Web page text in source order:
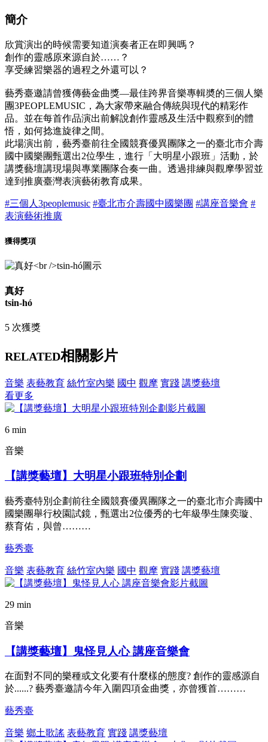
簡介
欣賞演出的時候需要知道演奏者正在即興嗎？
創作的靈感原來源自於……？
享受練習樂器的過程之外還可以？
藝秀臺邀請曾獲傳藝金曲獎—最佳跨界音樂專輯奬的三個人樂
團3PEOPLEMUSIC，為大家帶來融合傳統與現代的精彩作
品。並在每首作品演出前解說創作靈感及生活中觀察到的體
悟，如何捻進旋律之間。
此場演出前，藝秀臺前往全國競賽優異團隊之一的臺北市介壽
國中國樂團甄選出2位學生，進行「大明星小跟班」活動，於
講獎藝壇講現場與專業團隊合奏一曲。透過排練與觀摩學習並
達到推廣臺灣表演藝術教育成果。
#三個人3peoplemusic #臺北市介壽國中國樂團 #講座音樂會 #
表演藝術推廣
獲得獎項
真好
tsin-hó
5 次獲獎
RELATED相關影片
音樂 表藝教育 絲竹室內樂 國中 觀摩 實踐 講獎藝壇
看更多
6 min
音樂
【講獎藝壇】大明星小跟班特別企劃
藝秀臺特別企劃前往全國競賽優異團隊之一的臺北市介壽國中
國樂團舉行校園試鏡，甄選出2位優秀的七年級學生陳奕璇、
蔡育佑，與曾………
藝秀臺
音樂 表藝教育 絲竹室內樂 國中 觀摩 實踐 講獎藝壇
29 min
音樂
【講獎藝壇】鬼怪見人心 講座音樂會
在面對不同的樂種或文化要有什麼樣的態度? 創作的靈感源自
於......? 藝秀臺邀請今年入圍四項金曲獎，亦曾獲首………
藝秀臺
音樂 鄉土歌謠 表藝教育 實踐 講獎藝壇